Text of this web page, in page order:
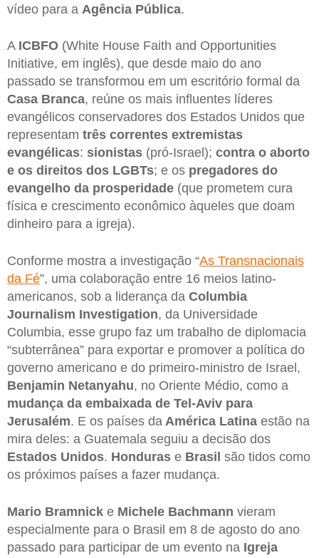
vídeo para a Agência Pública.
A ICBFO (White House Faith and Opportunities
Initiative, em inglês), que desde maio do ano
passado se transformou em um escritório formal da
Casa Branca, reúne os mais influentes líderes
evangélicos conservadores dos Estados Unidos que
representam três correntes extremistas
evangélicas: sionistas (pró-Israel); contra o aborto
e os direitos dos LGBTs; e os pregadores do
evangelho da prosperidade (que prometem cura
física e crescimento econômico àqueles que doam
dinheiro para a igreja).
Conforme mostra a investigação “As Transnacionais
da Fé”, uma colaboração entre 16 meios latino-
americanos, sob a liderança da Columbia
Journalism Investigation, da Universidade
Columbia, esse grupo faz um trabalho de diplomacia
“subterrânea” para exportar e promover a política do
governo americano e do primeiro-ministro de Israel,
Benjamin Netanyahu, no Oriente Médio, como a
mudança da embaixada de Tel-Aviv para
Jerusalém. E os países da América Latina estão na
mira deles: a Guatemala seguiu a decisão dos
Estados Unidos. Honduras e Brasil são tidos como
os próximos países a fazer mudança.
Mario Bramnick e Michele Bachmann vieram
especialmente para o Brasil em 8 de agosto do ano
passado para participar de um evento na Igreja